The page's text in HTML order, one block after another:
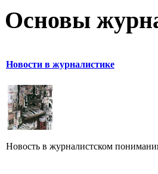
Основы
Новости в журналистике
Новость в журналистском